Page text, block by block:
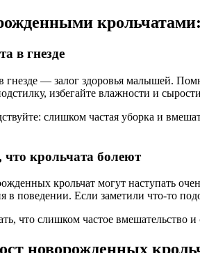
в гнезде
гнезде — залог здоровья малышей.
избегайте влажности и
слишком частая уборка и
что крольчата болеют
крольчат могут наступать
в поведении. Если заметили что-то
что слишком частое вмешательство
новорожденных